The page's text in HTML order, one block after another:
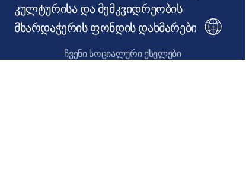
კულტურისა და მემკვიდრეობის
მხარდაჭერის ფონდის დახმარებით
ჩვენი სოციალური ქსელები